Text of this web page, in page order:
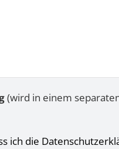
(wird in einem
ich die